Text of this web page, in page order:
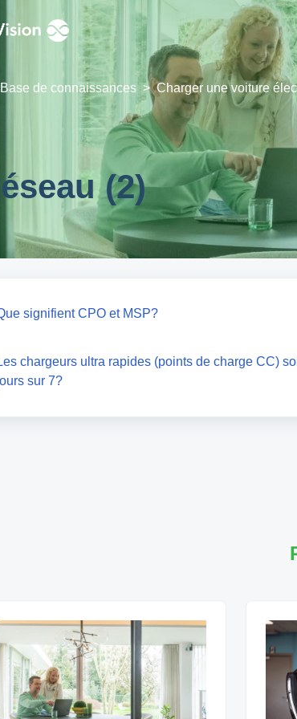
contenu principal
Base de connaissances > Charger une voiture
(2)
signifient CPO et MSP?
chargeurs ultra rapides (points de charge CC)
sur 7?